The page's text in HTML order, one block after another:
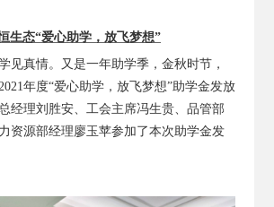
生态“爱心助学，放飞梦想”
见真情。又是一年助学季，金秋时节，
年度“爱心助学，放飞梦想”助学金发放
经理刘胜安、工会主席冯生贵、品管部
资源部经理廖玉苹参加了本次助学金发